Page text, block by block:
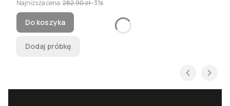
Najniższa cena:282,90 zł--3%
Do koszyka
Dodaj próbkę